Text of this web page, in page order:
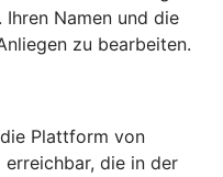
Namen und die
zu bearbeiten.
Plattform von
erreichbar, die in der